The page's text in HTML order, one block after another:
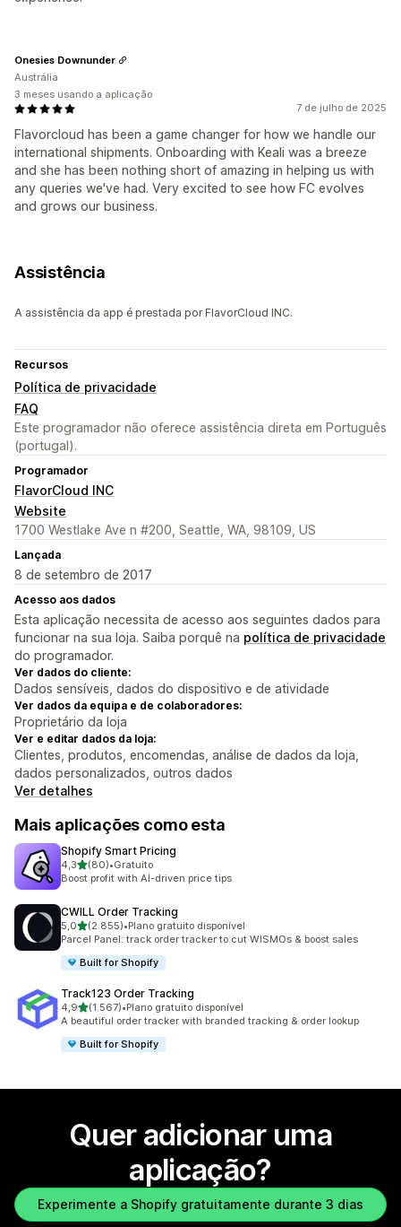
7 de julho de 2025
Flavorcloud has been a game changer for how we handle our
international shipments. Onboarding with Keali was a breeze
and she has been nothing short of amazing in helping us with
any queries we've had. Very excited to see how FC evolves
and grows our business.
Onesies Downunder
Austrália
3 meses usando a aplicação
Assistência
A assistência da app é prestada por FlavorCloud INC.
Recursos
Política de privacidade
FAQ
Este programador não oferece assistência direta em Português
(portugal).
Programador
FlavorCloud INC
Website
1700 Westlake Ave n #200, Seattle, WA, 98109, US
Lançada
8 de setembro de 2017
Acesso aos dados
Esta aplicação necessita de acesso aos seguintes dados para
funcionar na sua loja. Saiba porquê na política de privacidade
do programador.
Ver dados do cliente:
Dados sensíveis, dados do dispositivo e de atividade
Ver dados da equipa e de colaboradores:
Proprietário da loja
Ver e editar dados da loja:
Clientes, produtos, encomendas, análise de dados da loja,
dados personalizados, outros dados
Ver detalhes
Mais aplicações como esta
Shopify Smart Pricing
4,3de 5 estrelas
(80)
80 total de avaliações
•Gratuito
Boost profit with AI-driven price tips
CWILL Order Tracking
5,0de 5 estrelas
(2.855)
2855 total de avaliações
•Plano gratuito disponível
Parcel Panel: track order tracker to cut WISMOs & boost sales
Built for Shopify
Track123 Order Tracking
4,9de 5 estrelas
(1.567)
1567 total de avaliações
•Plano gratuito disponível
A beautiful order tracker with branded tracking & order lookup
Built for Shopify
Quer adicionar uma
aplicação?
Experimente a Shopify gratuitamente durante 3 dias